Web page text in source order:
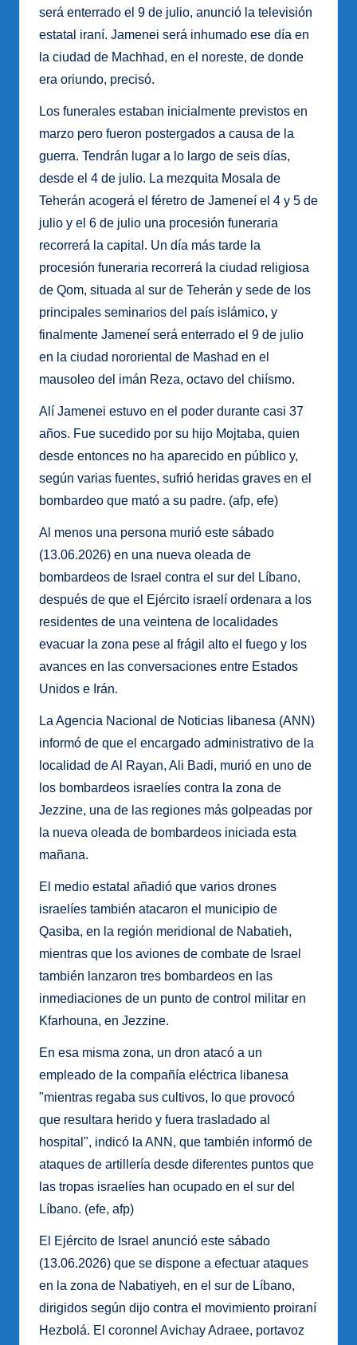
será enterrado el 9 de julio, anunció la televisión
estatal iraní. Jamenei será inhumado ese día en
la ciudad de Machhad, en el noreste, de donde
era oriundo, precisó.
Los funerales estaban inicialmente previstos en
marzo pero fueron postergados a causa de la
guerra. Tendrán lugar a lo largo de seis días,
desde el 4 de julio. La mezquita Mosala de
Teherán acogerá el féretro de Jameneí el 4 y 5 de
julio y el 6 de julio una procesión funeraria
recorrerá la capital. Un día más tarde la
procesión funeraria recorrerá la ciudad religiosa
de Qom, situada al sur de Teherán y sede de los
principales seminarios del país islámico, y
finalmente Jameneí será enterrado el 9 de julio
en la ciudad nororiental de Mashad en el
mausoleo del imán Reza, octavo del chiísmo.
Alí Jamenei estuvo en el poder durante casi 37
años. Fue sucedido por su hijo Mojtaba, quien
desde entonces no ha aparecido en público y,
según varias fuentes, sufrió heridas graves en el
bombardeo que mató a su padre. (afp, efe)
Al menos una persona murió este sábado
(13.06.2026) en una nueva oleada de
bombardeos de Israel contra el sur del Líbano,
después de que el Ejército israelí ordenara a los
residentes de una veintena de localidades
evacuar la zona pese al frágil alto el fuego y los
avances en las conversaciones entre Estados
Unidos e Irán.
La Agencia Nacional de Noticias libanesa (ANN)
informó de que el encargado administrativo de la
localidad de Al Rayan, Ali Badi, murió en uno de
los bombardeos israelíes contra la zona de
Jezzine, una de las regiones más golpeadas por
la nueva oleada de bombardeos iniciada esta
mañana.
El medio estatal añadió que varios drones
israelíes también atacaron el municipio de
Qasiba, en la región meridional de Nabatieh,
mientras que los aviones de combate de Israel
también lanzaron tres bombardeos en las
inmediaciones de un punto de control militar en
Kfarhouna, en Jezzine.
En esa misma zona, un dron atacó a un
empleado de la compañía eléctrica libanesa
"mientras regaba sus cultivos, lo que provocó
que resultara herido y fuera trasladado al
hospital", indicó la ANN, que también informó de
ataques de artillería desde diferentes puntos que
las tropas israelíes han ocupado en el sur del
Líbano. (efe, afp)
El Ejército de Israel anunció este sábado
(13.06.2026) que se dispone a efectuar ataques
en la zona de Nabatiyeh, en el sur de Líbano,
dirigidos según dijo contra el movimiento proiraní
Hezbolá. El coronnel Avichay Adraee, portavoz